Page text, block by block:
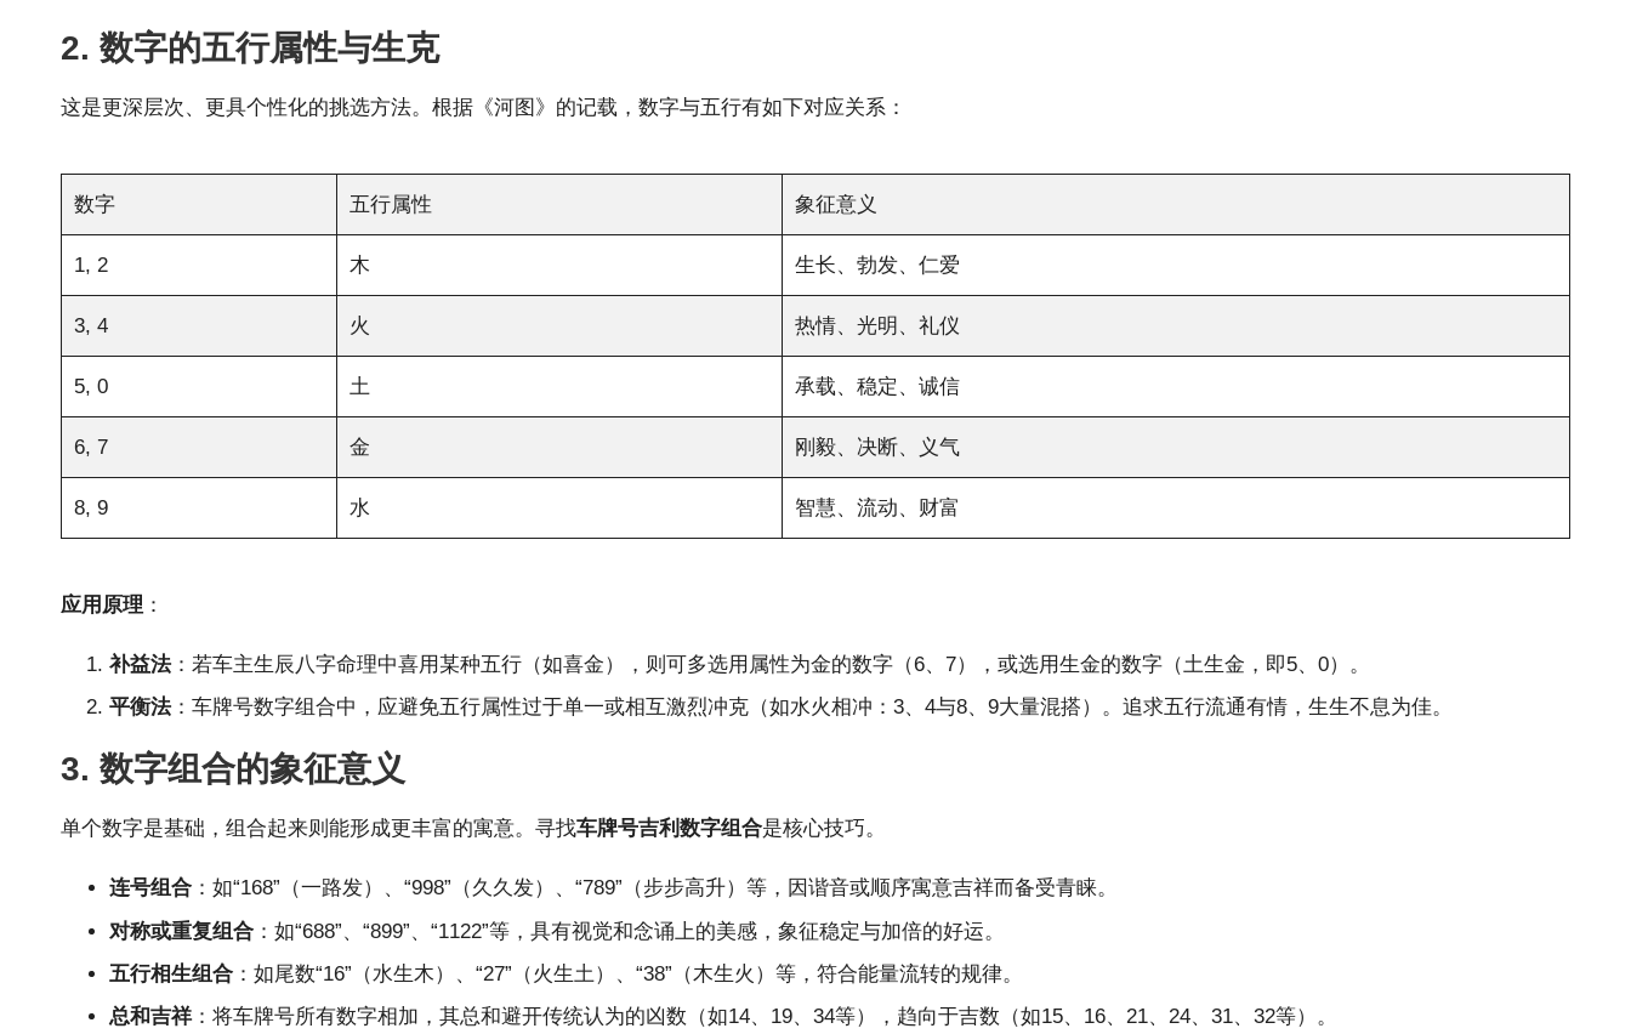
2. 数字的五行属性与生克
这是更深层次、更具个性化的挑选方法。根据《河图》的记载，数字与五行有如下对应关系：
数字 五行属性 象征意义
1, 2 木 生长、勃发、仁爱
3, 4 火 热情、光明、礼仪
5, 0 土 承载、稳定、诚信
6, 7 金 刚毅、决断、义气
8, 9 水 智慧、流动、财富
应用原理 ：
补益法：若车主生辰八字命理中喜用某种五行（如喜金），则可多选用属性为金的数字（6、7），或选用生金的数字（土生金，即5、0）。
平衡法：车牌号数字组合中，应避免五行属性过于单一或相互激烈冲克（如水火相冲：3、4与8、9大量混搭）。追求五行流通有情，生生不息为佳。
3. 数字组合的象征意义
单个数字是基础，组合起来则能形成更丰富的寓意。寻找车牌号吉利数字组合是核心技巧。
连号组合 ：如“168”（一路发）、“998”（久久发）、“789”（步步高升）等，因谐音或顺序寓意吉祥而备受青睐。
对称或重复组合 ：如“688”、“899”、“1122”等，具有视觉和念诵上的美感，象征稳定与加倍的好运。
五行相生组合 ：如尾数“16”（水生木）、“27”（火生土）、“38”（木生火）等，符合能量流转的规律。
总和吉祥：将车牌号所有数字相加，其总和避开传统认为的凶数（如14、19、34等），趋向于吉数（如15、16、21、24、31、32等）。